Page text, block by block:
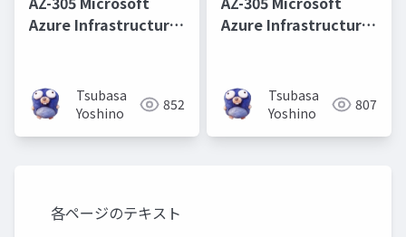
Azure Infrastructure
Tsubasa
Yoshino
852
Azure Infrastructure
Tsubasa
Yoshino
807
各ページのテキスト